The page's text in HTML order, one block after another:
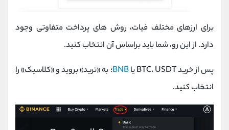
برای ارزهای مختلف فیات، روش‌ های پرداخت متفاوتی وجود
دارد. از این رو، شما باید براساس آن انتخاب کنید.
پس از خرید BTC، USDT یا
BNB؛ به «ترید» بروید و «کلاسیک» را
انتخاب کنید.